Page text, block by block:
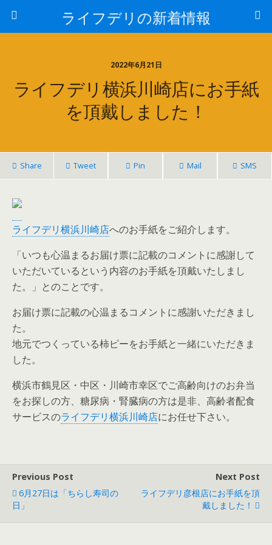
ライフデリの新着情報
2022年6月21日
ライフデリ横浜川崎店にお手紙
を頂戴しました！
Share Tweet Pin Mail SMS
ライフデリ横浜川崎店へのお手紙をご紹介します。
「いつも心温まるお届け票に記載のコメントに感謝して
いただいているという内容のお手紙を頂戴いたしまし
た。」とのことです。
お届け票に記載の心温まるコメントに感謝いただきまし
た。
地元でつくっている柿ピーをお手紙と一緒にいただきま
した。
横浜市鶴見区・中区・川崎市幸区でご高齢向けのお弁当
をお探しの方、糖尿病・腎臓病の方は是非、高齢者配食
サービスのライフデリ横浜川崎店にお任せ下さい。
Previous Post
6月27日は「ちらし寿司の
日」
Next Post
ライフデリ彦根店にお手紙を頂
戴しました！